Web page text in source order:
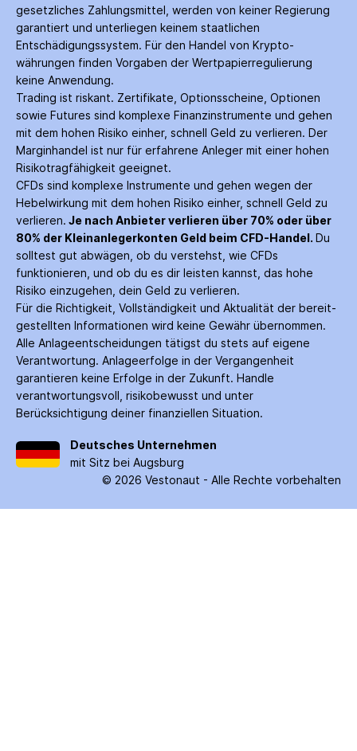
gesetzliches Zahlungs­mittel, werden von keiner Regierung
garantiert und unterliegen keinem staatlichen
Entschädigungs­system. Für den Handel von Krypto­
währungen finden Vorgaben der Wertpapier­regulierung
keine Anwendung.
Trading ist riskant. Zertifikate, Options­scheine, Optionen
sowie Futures sind komplexe Finanz­instrumente und gehen
mit dem hohen Risiko einher, schnell Geld zu verlieren. Der
Margin­handel ist nur für erfahrene Anleger mit einer hohen
Risiko­tragfähigkeit geeignet.
CFDs sind komplexe Instrumente und gehen wegen der
Hebelwirkung mit dem hohen Risiko einher, schnell Geld zu
verlieren. Je nach Anbieter verlieren über 70% oder über
80% der Kleinanleger­konten Geld beim CFD-Handel. Du
solltest gut abwägen, ob du verstehst, wie CFDs
funktionieren, und ob du es dir leisten kannst, das hohe
Risiko einzugehen, dein Geld zu verlieren.
Für die Richtigkeit, Vollständigkeit und Aktualität der bereit­
gestellten Informationen wird keine Gewähr über­nommen.
Alle Anlage­entscheidungen tätigst du stets auf eigene
Verantwortung. Anlage­erfolge in der Ver­gangenheit
garantieren keine Erfolge in der Zukunft. Handle
verantwortungsvoll, risiko­bewusst und unter
Berücksichtigung deiner finanziellen Situation.
Deutsches Unternehmen
mit Sitz bei Augsburg
© 2026 Vestonaut - Alle Rechte vorbehalten